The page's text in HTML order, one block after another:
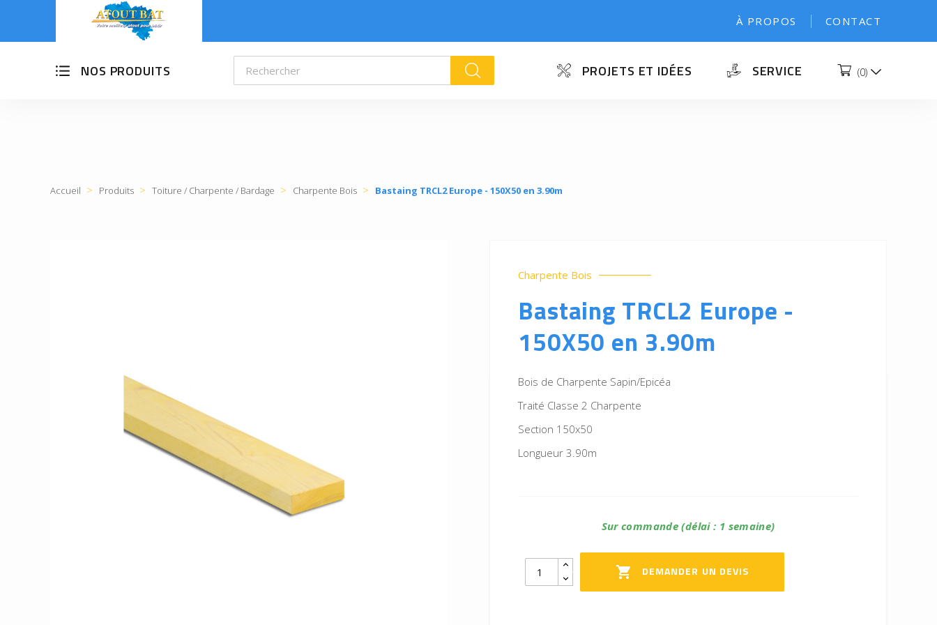
À PROPOS CONTACT
NOS PRODUITS k PROJETS ET IDÉES SERVICE (0)
Accueil Produits Toiture / Charpente / Bardage Charpente Bois Bastaing TRCL2 Europe - 150X50 en 3.90m
Charpente Bois
Bastaing TRCL2 Europe -
150X50 en 3.90m
Bois de Charpente Sapin/Epicéa
Traité Classe 2 Charpente
Section 150x50
Longueur 3.90m
Sur commande (délai : 1 semaine)
 DEMANDER UN DEVIS